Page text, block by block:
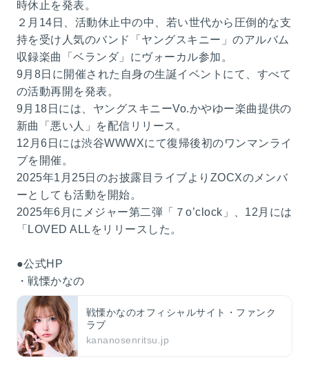
時休止を発表。
２月14日、活動休止中の中、若い世代から圧倒的な支
持を受け人気のバンド「ヤングスキニー」のアルバム
収録楽曲「ベランダ」にヴォーカル参加。
9月8日に開催された自身の生誕イベントにて、すべて
の活動再開を発表。
9月18日には、ヤングスキニーVo.かやゆー楽曲提供の
新曲「悪い人」を配信リリース。
12月6日には渋谷WWWXにて復帰後初のワンマンライ
ブを開催。
2025年1月25日のお披露目ライブよりZOCXのメンバ
ーとしても活動を開始。
2025年6月にメジャー第二弾「７o’clock」、12月には
「LOVED ALLをリリースした。
●公式HP
・戦慄かなの
戦慄かなのオフィシャルサイト・ファンク
ラブ
kananosenritsu.jp